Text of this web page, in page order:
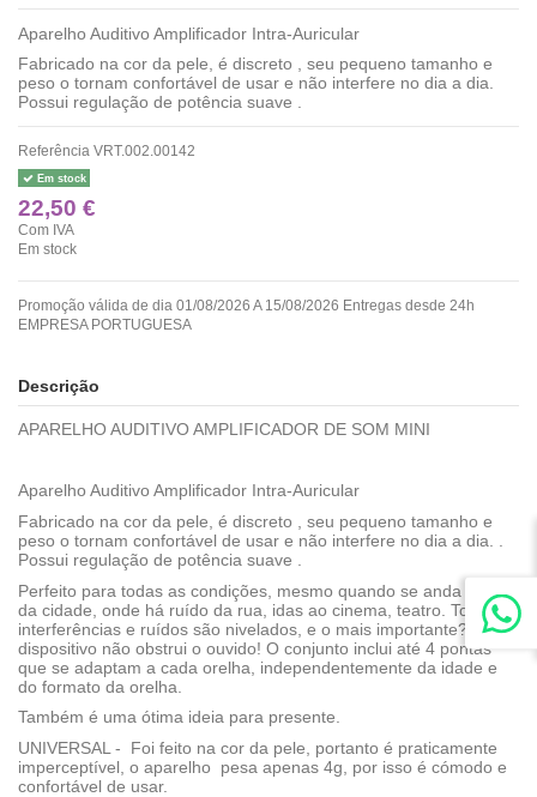
Aparelho Auditivo Amplificador Intra-Auricular
Fabricado na cor da pele, é discreto , seu pequeno tamanho e
peso o tornam confortável de usar e não interfere no dia a dia.
Possui regulação de potência suave .
Referência VRT.002.00142
Em stock
22,50 €
Com IVA
Em stock
Promoção válida de dia 01/08/2026 A 15/08/2026 Entregas desde 24h
EMPRESA PORTUGUESA
Descrição
APARELHO AUDITIVO AMPLIFICADOR DE SOM MINI
Aparelho Auditivo Amplificador Intra-Auricular
Fabricado na cor da pele, é discreto , seu pequeno tamanho e
peso o tornam confortável de usar e não interfere no dia a dia. .
Possui regulação de potência suave .
Perfeito para todas as condições, mesmo quando se anda fora
da cidade, onde há ruído da rua, idas ao cinema, teatro. Todas as
interferências e ruídos são nivelados, e o mais importante? O
dispositivo não obstrui o ouvido! O conjunto inclui até 4 pontas
que se adaptam a cada orelha, independentemente da idade e
do formato da orelha.
Também é uma ótima ideia para presente.
UNIVERSAL - Foi feito na cor da pele, portanto é praticamente
imperceptível, o aparelho pesa apenas 4g, por isso é cómodo e
confortável de usar.